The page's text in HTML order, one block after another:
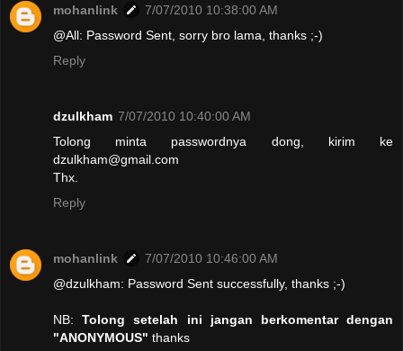
mohanlink
7/07/2010 10:38:00 AM
@All: Password Sent, sorry bro lama, thanks ;-)
Reply
dzulkham 7/07/2010 10:40:00 AM
Tolong minta passwordnya dong, kirim ke
dzulkham@gmail.com
Thx.
Reply
mohanlink
7/07/2010 10:46:00 AM
@dzulkham: Password Sent successfully, thanks ;-)
NB:Tolong setelah ini jangan berkomentar dengan
"ANONYMOUS" thanks